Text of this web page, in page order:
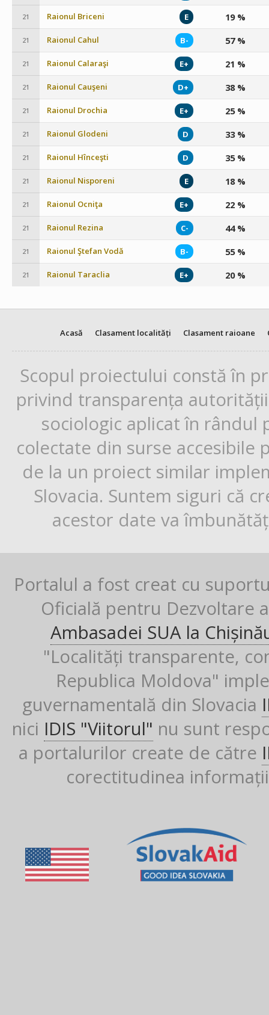
21 Raionul Briceni E 19 %
21 Raionul Cahul B- 57 %
21 Raionul Calaraşi E+ 21 %
21 Raionul Cauşeni D+ 38 %
21 Raionul Drochia E+ 25 %
21 Raionul Glodeni D 33 %
21 Raionul Hînceşti D 35 %
21 Raionul Nisporeni E 18 %
21 Raionul Ocniţa E+ 22 %
21 Raionul Rezina C- 44 %
21 Raionul Ştefan Vodă B- 55 %
21 Raionul Taraclia E+ 20 %
Acasă Clasament localități Clasament raioane
Scopul proiectului constă în
privind transparența
sociologic aplicat în rândul
colectate din surse
de la un proiect similar
Slovacia. Suntem siguri că
acestor date va
Portalul a fost creat cu
Oficială pentru Dezvoltare
Ambasadei SUA la
"Localități transparente,
Republica Moldova"
guvernamentală din Slovacia
nici IDIS "Viitorul" nu sunt
a portalurilor create de către
corectitudinea